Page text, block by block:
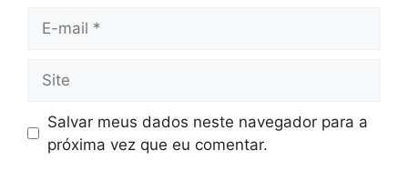
mail
Salvar meus dados neste navegador para a
próxima vez que eu comentar.